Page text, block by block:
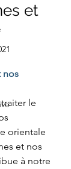
et
nos
le
orientale
et nos
à notre